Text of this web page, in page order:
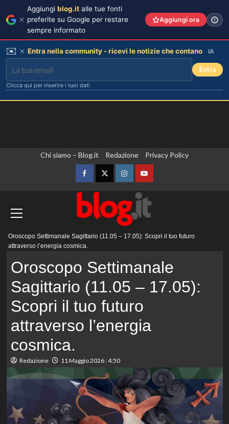
Chi siamo – Blog.it Redazione Privacy Policy
FacebookTwitterInstagramYouTube
principale
Oroscopo Settimanale Sagittario (11.05 – 17.05): Scopri il tuo futuro
attraverso l’energia cosmica.
Oroscopo Settimanale
Sagittario (11.05 – 17.05):
Scopri il tuo futuro
attraverso l’energia
cosmica.
Redazione 11 Maggio 2026 : 4:50
Aggiungi blog.it alle tue fonti
preferite su Google per restare
sempre informato
Aggiungi ora
✉️ Entra nella community - ricevi le notizie che contano IA
Entra
Clicca qui per inserire i tuoi dati